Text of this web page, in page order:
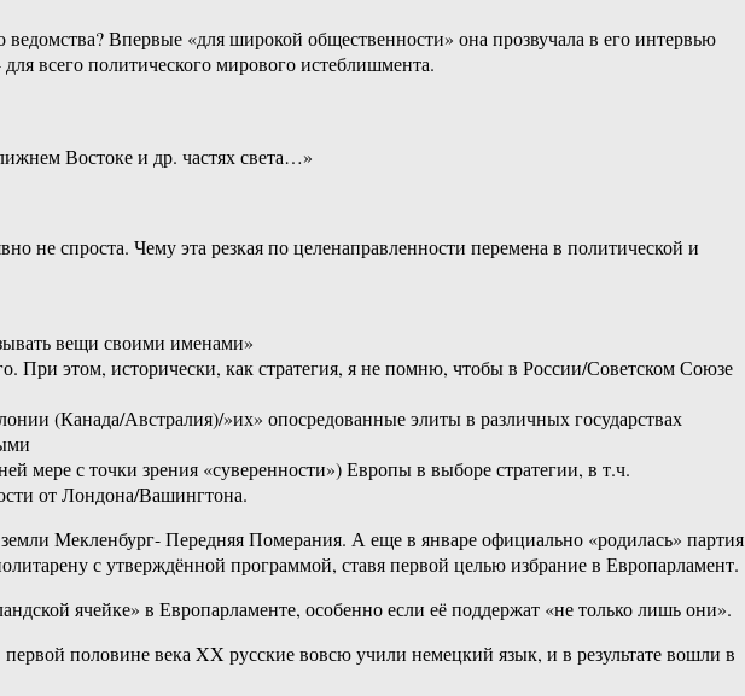
Впервые «для широкой общественности» она прозвучала в его интервью
всего политического мирового истеблишмента.
Востоке и др. частях света…»
спроста. Чему эта резкая по целенаправленности перемена в политической и
вещи своими именами»
При этом, исторически, как стратегия, я не помню, чтобы в России/Советском Союзе
(Канада/Австралия)/»их» опосредованные элиты в различных государствах
мере с точки зрения «суверенности») Европы в выборе стратегии, в т.ч.
от Лондона/Вашингтона.
Мекленбург- Передняя Померания. А еще в январе официально «родилась» партия
с утверждённой программой, ставя первой целью избрание в Европарламент.
ячейке» в Европарламенте, особенно если её поддержат «не только лишь они».
половине века XX русские вовсю учили немецкий язык, и в результате вошли в